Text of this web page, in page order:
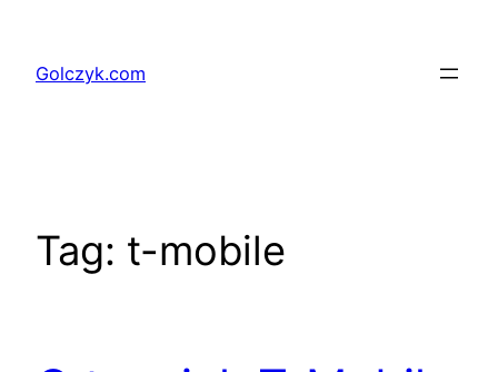
treściGolczyk.com
Tag: t-mobile